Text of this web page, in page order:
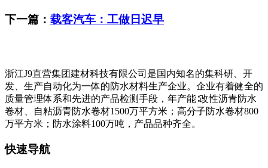
下一篇： 载客汽车：工做日迟早
浙江J9直营集团建材科技有限公司是国内知名的集科研、开
发、生产自动化为一体的防水材料生产企业。企业有着健全的
质量管理体系和先进的产品检测手段，年产能∶改性沥青防水
卷材、自粘沥青防水卷材1500万平方米；高分子防水卷材800
万平方米；防水涂料100万吨，产品品种齐全。
快速导航